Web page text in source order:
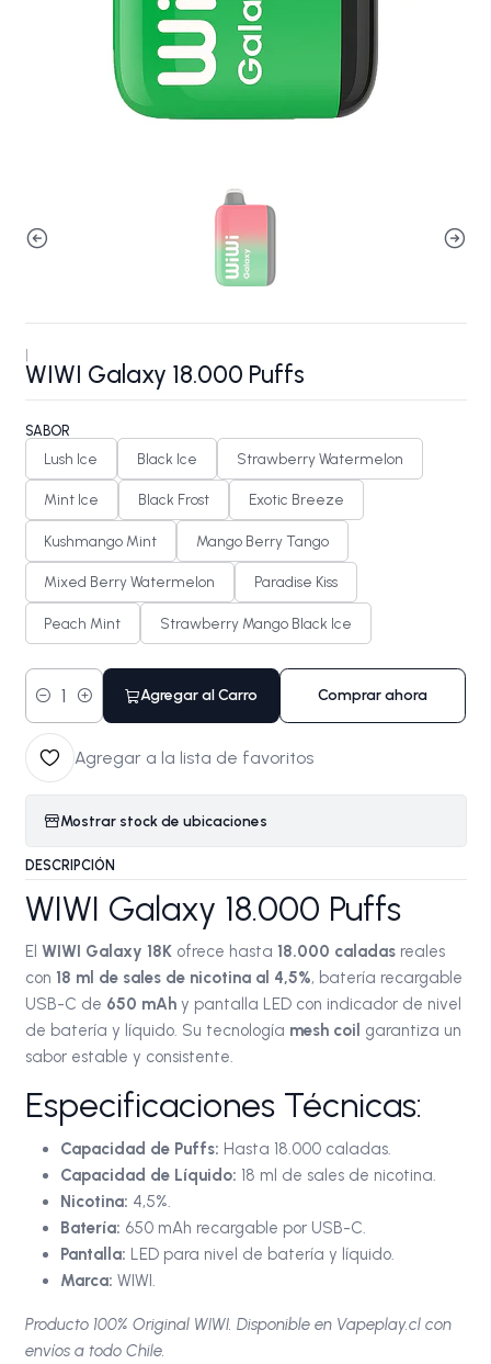
|
WIWI Galaxy 18.000 Puffs
SABOR
Lush Ice Black Ice Strawberry Watermelon
Mint Ice Black Frost Exotic Breeze
Kushmango Mint Mango Berry Tango
Mixed Berry Watermelon Paradise Kiss
Peach Mint Strawberry Mango Black Ice
Cantidad
Agregar al Carro Comprar ahora
Agregar a la lista de favoritos
Mostrar stock de ubicaciones
DESCRIPCIÓN
WIWI Galaxy 18.000 Puffs
El WIWI Galaxy 18Kofrece hasta 18.000 caladasreales
con 18 ml de sales de nicotina al 4,5%, batería recargable
USB-C de 650 mAhy pantalla LED con indicador de nivel
de batería y líquido. Su tecnología mesh coil garantiza un
sabor estable y consistente.
Especificaciones Técnicas:
Capacidad de Puffs: Hasta 18.000 caladas.
Capacidad de Líquido: 18 ml de sales de nicotina.
Nicotina: 4,5%.
Batería: 650 mAh recargable por USB-C.
Pantalla: LED para nivel de batería y líquido.
Marca: WIWI.
Producto 100% Original WIWI. Disponible en Vapeplay.cl con
envíos a todo Chile.